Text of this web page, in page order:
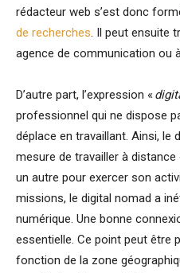
rédacteur web s’est donc
de recherches. Il peut ensuite
agence de communication ou
D’autre part, l’expression «
professionnel qui ne dispose
déplace en travaillant. Ainsi, le
mesure de travailler à
un autre pour exercer son
missions, le digital nomad a
numérique. Une bonne
essentielle. Ce point peut être
fonction de la zone